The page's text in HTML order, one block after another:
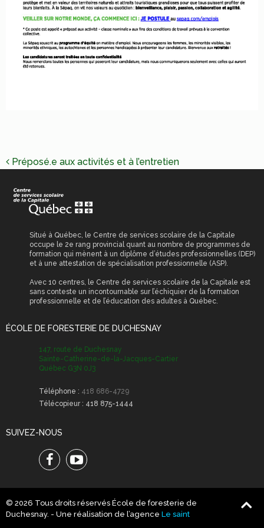
NAVIGATION
L’ARTICLE
Préposé.e aux activités et à l’entretien
Situé à Québec, le Centre de services scolaire de la Capitale
occupe le 2e rang provincial quant au nombre de programmes de
formation qui mènent à un diplôme d’études professionnelles (DEP)
et à une attestation de spécialisation professionnelle (ASP).
Avec 10 centres, le Centre de services scolaire de la Capitale est
sans conteste un incontournable sur l’échiquier de la formation
professionnelle et de l’éducation des adultes à Québec.
ÉCOLE DE FORESTERIE DE DUCHESNAY
147, route de Duchesnay
Sainte-Catherine-de-la-Jacques-Cartier
Québec G3N 0J3
Téléphone : 418 686-4729
Télécopieur : 418 875-1444
SUIVEZ-NOUS
FacebookYoutube
© 2026 Tous droits réservés École de foresterie de
Duchesnay. - Une réalisation de l’agence Le saint